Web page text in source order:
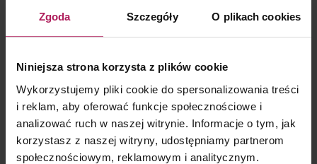
Zgoda Szczegóły O plikach cookies
Niniejsza strona korzysta z plików cookie
Wykorzystujemy pliki cookie do spersonalizowania treści
i reklam, aby oferować funkcje społecznościowe i
analizować ruch w naszej witrynie. Informacje o tym, jak
korzystasz z naszej witryny, udostępniamy partnerom
społecznościowym, reklamowym i analitycznym.
Krzysztof Jaros
Menedżer | Radca prawny
E:krzysztof.jaros@mddp.pl
T: +48 504 399 980